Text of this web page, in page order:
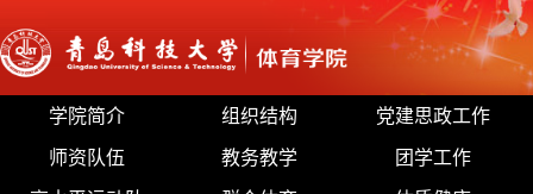
学院简介 组织结构 党建思政工作
师资队伍 教务教学 团学工作